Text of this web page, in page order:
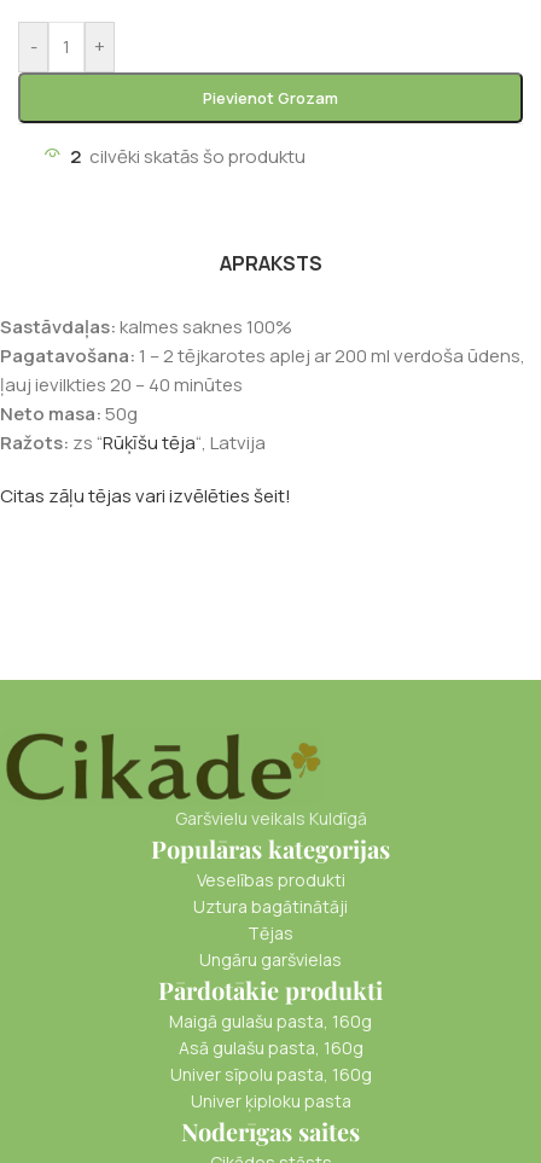
- +
Pievienot Grozam
2 cilvēki skatās šo produktu
APRAKSTS
Sastāvdaļas:kalmes saknes 100%
Pagatavošana: 1 – 2 tējkarotes aplej ar 200 ml verdoša ūdens,
ļauj ievilkties 20 – 40 minūtes
Neto masa:50g
Ražots: zs “Rūķīšu tēja“, Latvija
Citas zāļu tējas vari izvēlēties šeit!
Garšvielu veikals Kuldīgā
Populāras kategorijas
Veselības produkti
Uztura bagātinātāji
Tējas
Ungāru garšvielas
Pārdotākie produkti
Maigā gulašu pasta, 160g
Asā gulašu pasta, 160g
Univer sīpolu pasta, 160g
Univer ķiploku pasta
Noderīgas saites